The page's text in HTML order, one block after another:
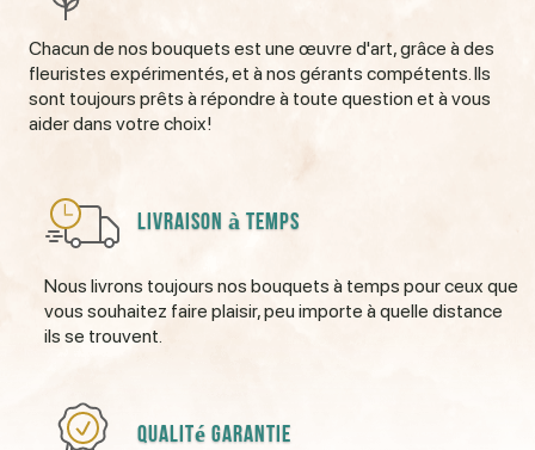
Chacun de nos bouquets est une œuvre d'art, grâce à des
fleuristes expérimentés, et à nos gérants compétents. Ils
sont toujours prêts à répondre à toute question et à vous
aider dans votre choix!
Livraison à temps
Nous livrons toujours nos bouquets à temps pour ceux que
vous souhaitez faire plaisir, peu importe à quelle distance
ils se trouvent.
Qualité garantie